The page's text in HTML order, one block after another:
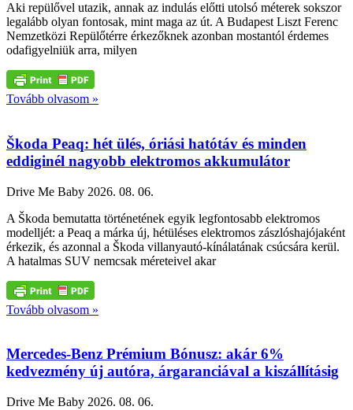
Aki repülővel utazik, annak az indulás előtti utolsó méterek sokszor
legalább olyan fontosak, mint maga az út. A Budapest Liszt Ferenc
Nemzetközi Repülőtérre érkezőknek azonban mostantól érdemes
odafigyelniük arra, milyen
Tovább olvasom »
Škoda Peaq: hét ülés, óriási hatótáv és minden
eddiginél nagyobb elektromos akkumulátor
Drive Me Baby 2026. 08. 06.
A Škoda bemutatta történetének egyik legfontosabb elektromos
modelljét: a Peaq a márka új, hétüléses elektromos zászlóshajójaként
érkezik, és azonnal a Škoda villanyautó-kínálatának csúcsára kerül.
A hatalmas SUV nemcsak méreteivel akar
Tovább olvasom »
Mercedes-Benz Prémium Bónusz: akár 6%
kedvezmény új autóra, árgaranciával a kiszállításig
Drive Me Baby 2026. 08. 06.